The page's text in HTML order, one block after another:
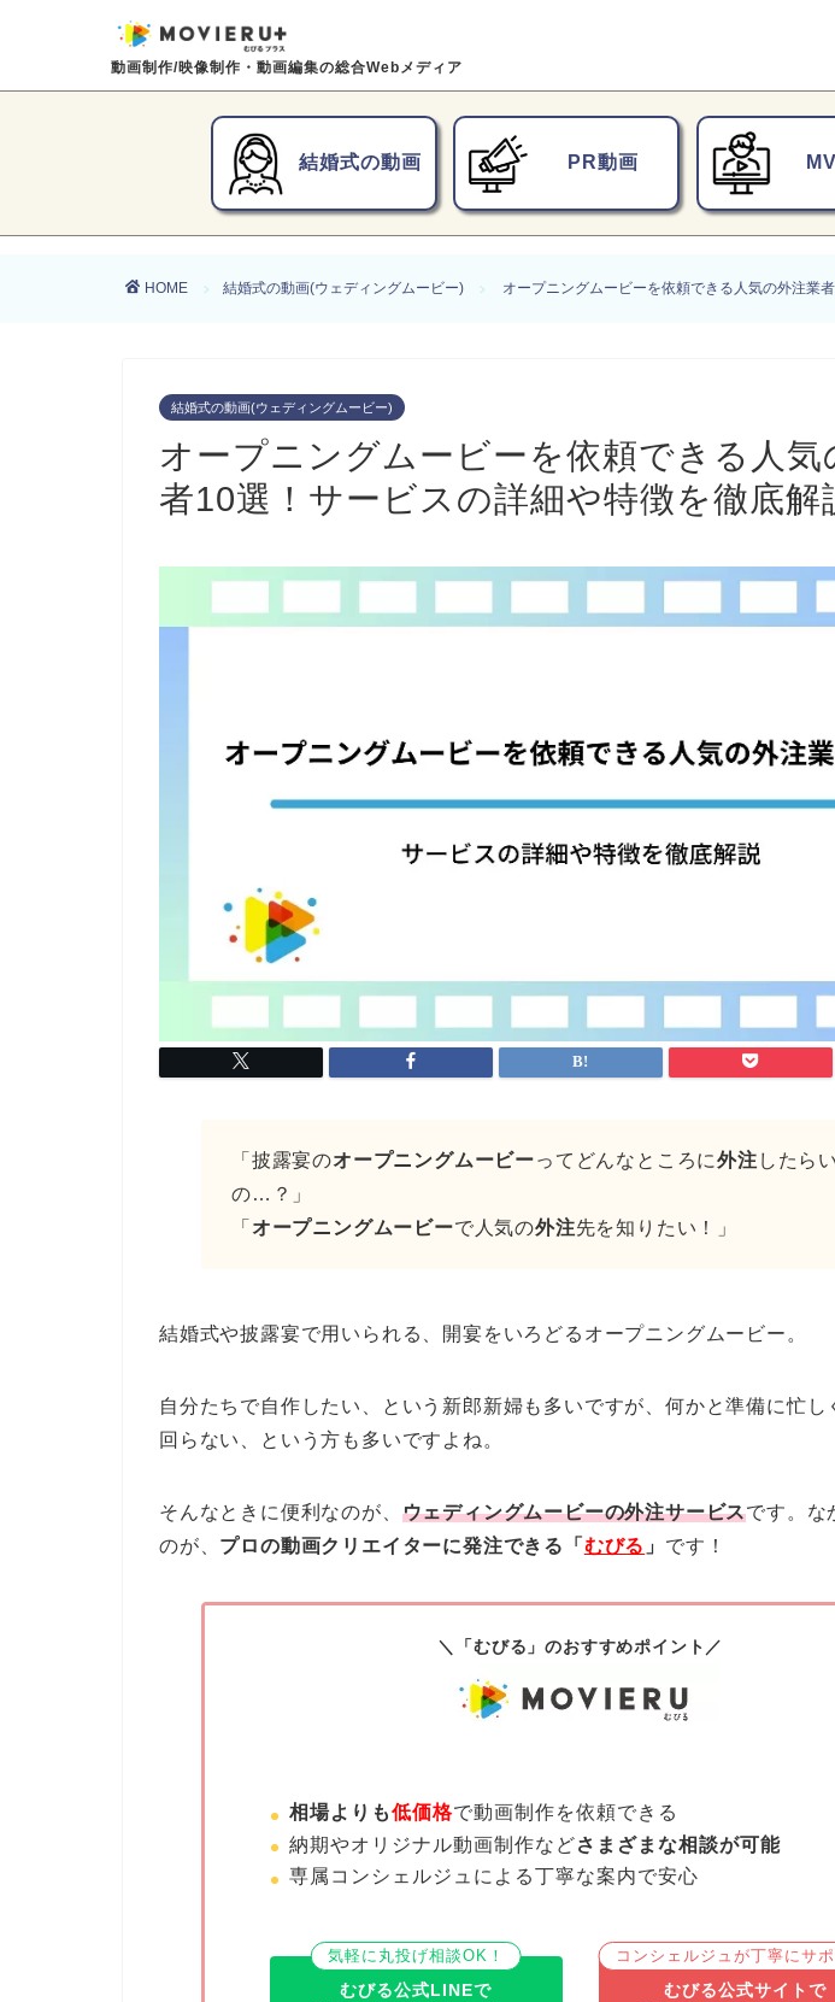
動画制作/映像制作・動画編集の総合Webメディア
結婚式の動画 PR動画
HOME 結婚式の動画(ウェディングムービー) オープニングムービーを依頼できる人気の外注業
結婚式の動画(ウェディングムービー)
オープニングムービーを依頼できる人気
者10選！サービスの詳細や特徴を徹底解
「披露宴のオープニングムービーってどんなところに外注 したら
の…？」
「 オープニングムービーで人気の外注先を知りたい！」
結婚式や披露宴で用いられる、開宴をいろどるオープニングムービー。
自分たちで自作したい、という新郎新婦も多いですが、何かと準備に忙し
回らない、という方も多いですよね。
そんなときに便利なのが、 ウェディングムービーの外注サービスです。な
のが、 プロの動画クリエイターに発注できる「 むびる 」 です！
＼「むびる」のおすすめポイント／
相場よりも低価格で動画制作を依頼できる
納期やオリジナル動画制作などさまざまな相談が可能
専属コンシェルジュによる丁寧な案内で安心
気軽に丸投げ相談OK！
むびる公式LINEで
コンシェルジュが丁寧にサポ
むびる公式サイトで